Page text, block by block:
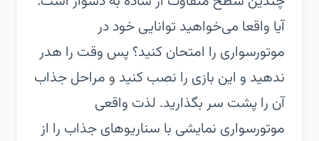
آیا واقعا می‌خواهید توانایی خود در
موتورسواری را امتحان کنید؟ پس وقت را هدر
ندهید و این بازی را نصب کنید و مراحل جذاب
آن را پشت سر بگذارید. لذت واقعی
موتورسواری نمایشی با سناریوهای جذاب را از